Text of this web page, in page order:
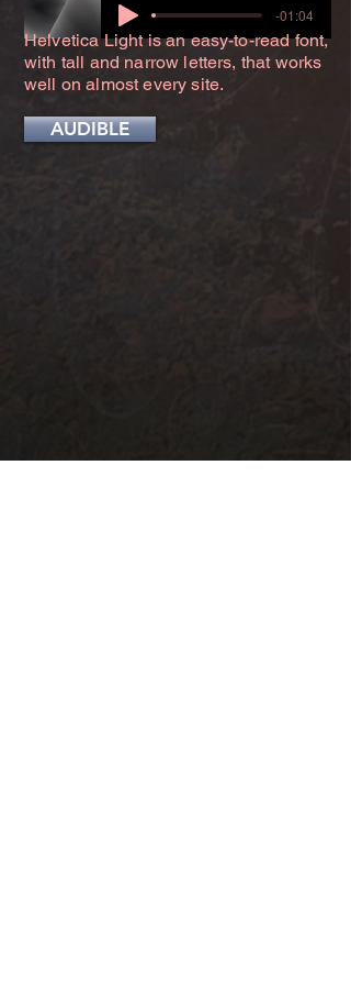
-01:04
Helvetica Light is an easy-to-read font,
with tall and narrow letters, that works
well on almost every site.
AUDIBLE